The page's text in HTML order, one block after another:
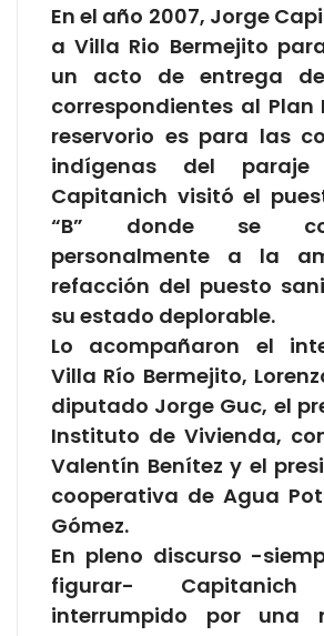
En el año 2007, Jorge
a Villa Rio Bermejito
un acto de entrega
correspondientes al Plan
reservorio es para las
indígenas del
Capitanich visitó el
“B” donde se
personalmente a la
refacción del puesto
su estado deplorable.
Lo acompañaron el
Villa Río Bermejito,
diputado Jorge Guc, el
Instituto de Vivienda,
Valentín Benítez y el
cooperativa de Agua
Gómez.
En pleno discurso -
figurar-
interrumpido por una